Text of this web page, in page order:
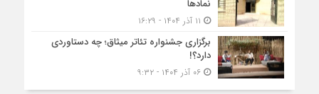
نمادها
برگزاری جشنواره تئاتر میثاق؛ چه دستاوردی
دارد؟!
۰۶ آذر ۱۴۰۴ - ۹:۳۲